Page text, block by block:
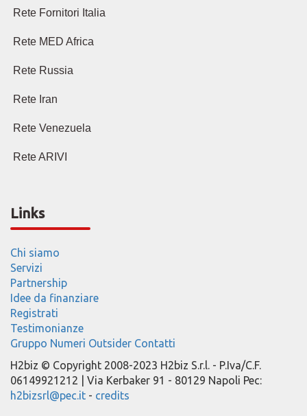
Rete Fornitori Italia
Rete MED Africa
Rete Russia
Rete Iran
Rete Venezuela
Rete ARIVI
Links
Chi siamo
Servizi
Partnership
Idee da finanziare
Registrati
Testimonianze
Gruppo Numeri Outsider Contatti
H2biz © Copyright 2008-2023 H2biz S.r.l. - P.Iva/C.F.
06149921212 | Via Kerbaker 91 - 80129 Napoli Pec:
h2bizsrl@pec.it - credits